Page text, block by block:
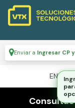
Enviar a Ingresar CP
ENVÍO